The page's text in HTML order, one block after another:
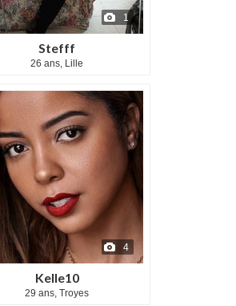
1
Stefff
26 ans, Lille
4
Kelle10
29 ans, Troyes